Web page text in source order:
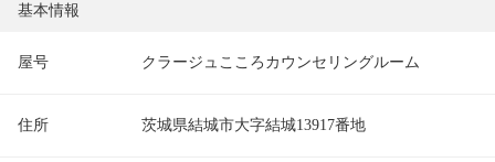
基本情報
屋号 クラージュこころカウンセリングルーム
住所 茨城県結城市大字結城13917番地